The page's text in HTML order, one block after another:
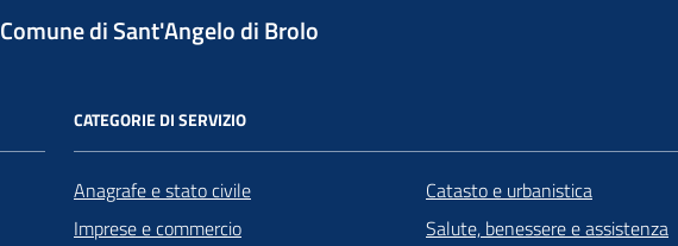
Comune di Sant'Angelo di Brolo
CATEGORIE DI SERVIZIO
Anagrafe e stato civile
Imprese e commercio
Catasto e urbanistica
Salute, benessere e assistenza